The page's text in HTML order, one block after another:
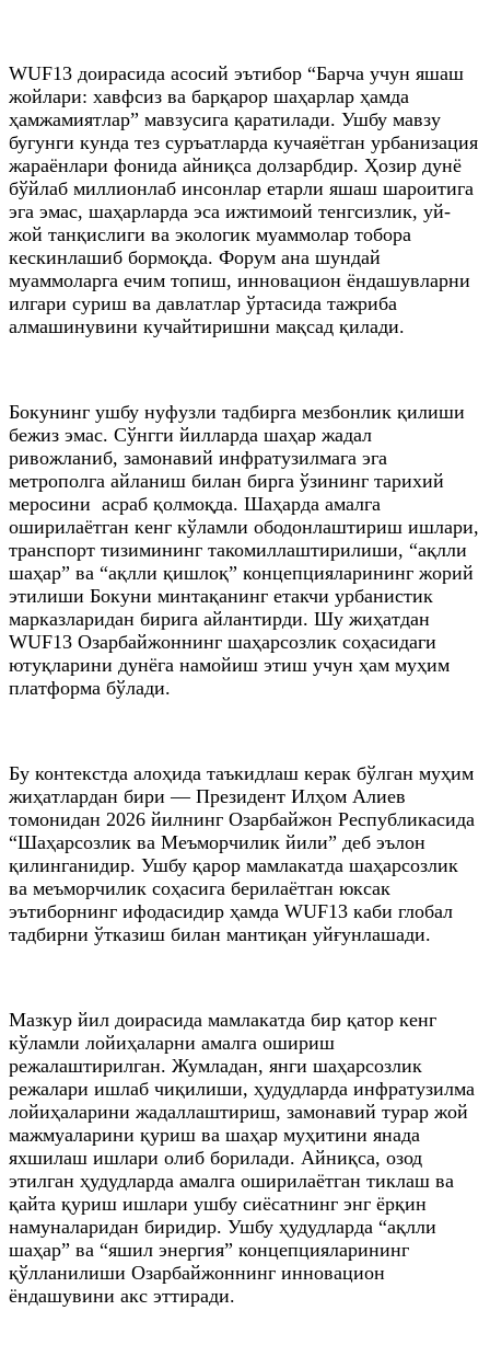
WUF13 доирасида асосий эътибор “Барча учун яшаш
жойлари: хавфсиз ва барқарор шаҳарлар ҳамда
ҳамжамиятлар” мавзусига қаратилади. Ушбу мавзу
бугунги кунда тез суръатларда кучаяётган урбанизация
жараёнлари фонида айниқса долзарбдир. Ҳозир дунё
бўйлаб миллионлаб инсонлар етарли яшаш шароитига
эга эмас, шаҳарларда эса ижтимоий тенгсизлик, уй-
жой танқислиги ва экологик муаммолар тобора
кескинлашиб бормоқда. Форум ана шундай
муаммоларга ечим топиш, инновацион ёндашувларни
илгари суриш ва давлатлар ўртасида тажриба
алмашинувини кучайтиришни мақсад қилади.
Бокунинг ушбу нуфузли тадбирга мезбонлик қилиши
бежиз эмас. Сўнгги йилларда шаҳар жадал
ривожланиб, замонавий инфратузилмага эга
метрополга айланиш билан бирга ўзининг тарихий
меросини асраб қолмоқда. Шаҳарда амалга
оширилаётган кенг кўламли ободонлаштириш ишлари,
транспорт тизимининг такомиллаштирилиши, “ақлли
шаҳар” ва “ақлли қишлоқ” концепцияларининг жорий
этилиши Бокуни минтақанинг етакчи урбанистик
марказларидан бирига айлантирди. Шу жиҳатдан
WUF13 Озарбайжоннинг шаҳарсозлик соҳасидаги
ютуқларини дунёга намойиш этиш учун ҳам муҳим
платформа бўлади.
Бу контекстда алоҳида таъкидлаш керак бўлган муҳим
жиҳатлардан бири — Президент Илҳом Алиев
томонидан 2026 йилнинг Озарбайжон Республикасида
“Шаҳарсозлик ва Меъморчилик йили” деб эълон
қилинганидир. Ушбу қарор мамлакатда шаҳарсозлик
ва меъморчилик соҳасига берилаётган юксак
эътиборнинг ифодасидир ҳамда WUF13 каби глобал
тадбирни ўтказиш билан мантиқан уйғунлашади.
Мазкур йил доирасида мамлакатда бир қатор кенг
кўламли лойиҳаларни амалга ошириш
режалаштирилган. Жумладан, янги шаҳарсозлик
режалари ишлаб чиқилиши, ҳудудларда инфратузилма
лойиҳаларини жадаллаштириш, замонавий турар жой
мажмуаларини қуриш ва шаҳар муҳитини янада
яхшилаш ишлари олиб борилади. Айниқса, озод
этилган ҳудудларда амалга оширилаётган тиклаш ва
қайта қуриш ишлари ушбу сиёсатнинг энг ёрқин
намуналаридан биридир. Ушбу ҳудудларда “ақлли
шаҳар” ва “яшил энергия” концепцияларининг
қўлланилиши Озарбайжоннинг инновацион
ёндашувини акс эттиради.